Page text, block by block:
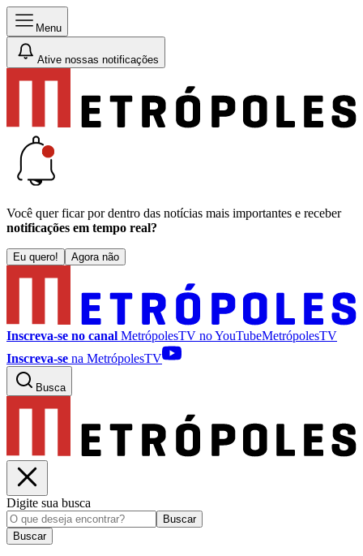
Menu
Ative nossas notificações
Você quer ficar por dentro das notícias mais importantes e receber
notificações em tempo real?
Eu quero! Agora não
Inscreva-se no canal MetrópolesTV noYouTubeMetrópolesTV
Inscreva-se na MetrópolesTV
Busca
Digite sua busca
Buscar
Buscar